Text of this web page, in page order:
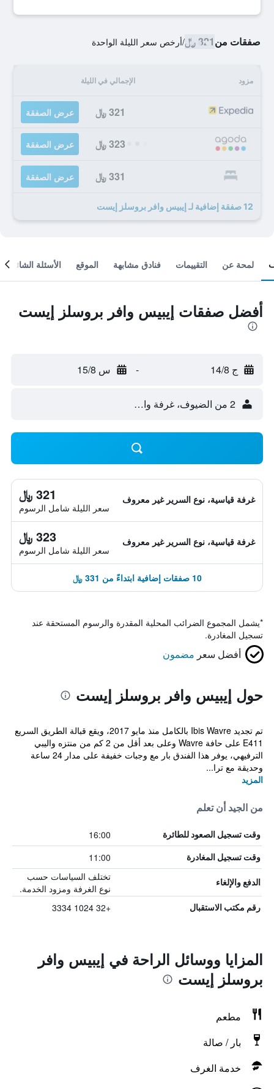
صفقات من321 ﷼ /أرخص سعر الليلة الواحدة
مزود الإجمالي في الليلة
321 ﷼ عرض الصفقة
323 ﷼ عرض الصفقة
331 ﷼ عرض الصفقة
12 صفقة إضافية لـ إيبيس وافر بروسلز إيست
لمحة عن التقييمات فنادق مشابهة الموقع الأسئلة الشائعة
أفضل صفقات إيبيس وافر بروسلز إيست
ج 14/8 - س 15/8
2 من الضيوف، غرفة واحدة
غرفة قياسية، نوع السرير غير معروف 321 ﷼
سعر الليلة شامل الرسوم
غرفة قياسية، نوع السرير غير معروف 323 ﷼
سعر الليلة شامل الرسوم
10 صفقات إضافية ابتداءً من 331 ﷼
*يشمل المجموع الضرائب المحلية المقدرة والرسوم المستحقة عند
تسجيل المغادرة.
أفضل سعر مضمون
حول إيبيس وافر بروسلز إيست
تم تجديد Ibis Wavre بالكامل منذ مايو 2017، ويقع قبالة الطريق السريع
E411 على حافة Wavre وعلى بعد أقل من 2 كم من منتزه واليبي
الترفيهي، يوفر هذا الفندق بار مع وجبات خفيفة على مدار 24 ساعة
وحديقة مع ترا...
المزيد
من الجيد أن تعلم
وقت تسجيل الصعود للطائرة 16:00
وقت تسجيل المغادرة 11:00
الدفع والإلغاء
تختلف السياسات حسب
نوع الغرفة ومزود الخدمة.
رقم مكتب الاستقبال +32 1024 3334
المزايا ووسائل الراحة في إيبيس وافر
بروسلز إيست
مطعم
بار / صالة
خدمة الغرف